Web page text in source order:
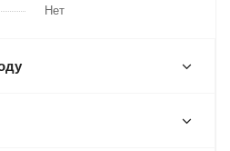
Нет